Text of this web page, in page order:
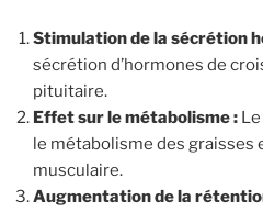
Stimulation de la sécrétion
sécrétion d’hormones de
pituitaire.
Effet sur le métabolisme :
le métabolisme des graisses
musculaire.
Augmentation de la